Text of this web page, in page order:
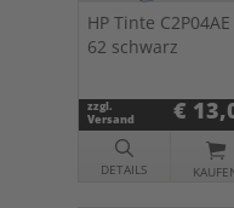
HP Tinte C2P04AE
62 schwarz
zzgl.
Versand
€
DETAILS